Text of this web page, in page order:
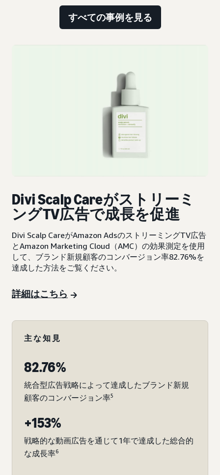
すべての事例を見る
Divi Scalp Careがストリーミ
ングTV広告で成長を促進
Divi Scalp CareがAmazon AdsのストリーミングTV広告
とAmazon Marketing Cloud（AMC）の効果測定を使用
して、ブランド新規顧客のコンバージョン率82.76%を
達成した方法をご覧ください。
詳細はこちら
主な知見
82.76%
統合型広告戦略によって達成したブランド新規
顧客のコンバージョン率5
+153%
戦略的な動画広告を通じて1年で達成した総合的
な成長率6